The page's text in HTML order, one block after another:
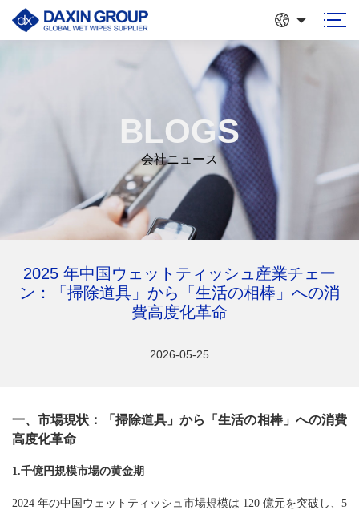
BLOGS
会社ニュース
2025 年中国ウェットティッシュ産業チェー
ン：「掃除道具」から「生活の相棒」への消
費高度化革命
2026-05-25
一、市場現状：「掃除道具」から「生活の相棒」への消費
高度化革命
1.千億円規模市場の黄金期
2024 年の中国ウェットティッシュ市場規模は 120 億元を突破し、5